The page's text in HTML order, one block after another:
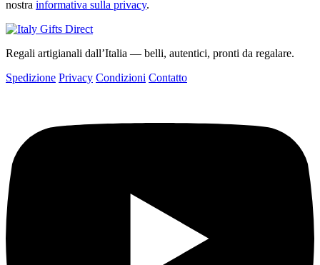
nostra informativa sulla privacy.
Regali artigianali dall’Italia — belli, autentici, pronti da regalare.
Spedizione Privacy Condizioni Contatto